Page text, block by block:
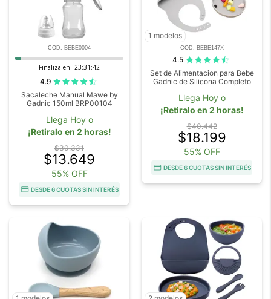
COD. BEBE0004
Finaliza en: 23:31:41
4.9
Sacaleche Manual Mawe by
Gadnic 150ml BRP00104
Llega Hoy o
¡Retiralo en 2 horas!
$30.331
$13.649
55% OFF
DESDE 6 CUOTAS SIN INTERÉS
1 modelos
COD. BEBE147X
4.5
Set de Alimentacion para Bebe
Gadnic de Silicona Completo
Llega Hoy o
¡Retiralo en 2 horas!
$40.442
$18.199
55% OFF
DESDE 6 CUOTAS SIN INTERÉS